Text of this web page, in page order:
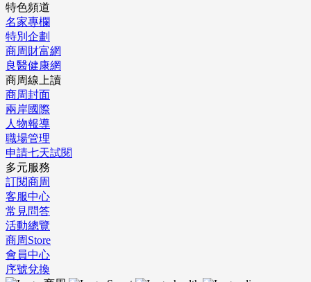
特色頻道
名家專欄
特別企劃
商周財富網
良醫健康網
商周線上讀
商周封面
兩岸國際
人物報導
職場管理
申請七天試閱
多元服務
訂閱商周
客服中心
常見問答
活動總覽
商周Store
會員中心
序號兌換